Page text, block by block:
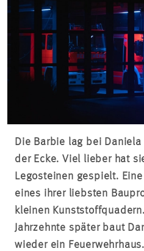
Die Barbie lag bei
der Ecke. Viel lieber hat
Legosteinen gespielt.
eines ihrer liebsten
kleinen
Jahrzehnte später baut
wieder ein